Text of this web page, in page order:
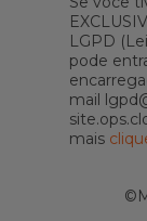
LGPD
pode
mail
mais